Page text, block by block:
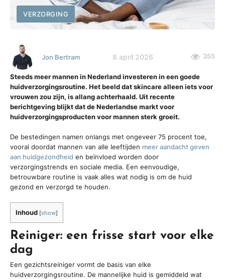
VERZORGING
Jon Bertram 8 april 2026 355
Steeds meer mannen in Nederland investeren in een goede
huidverzorgingsroutine. Het beeld dat skincare alleen iets voor
vrouwen zou zijn, is allang achterhaald. Uit recente
berichtgeving blijkt dat de Nederlandse markt voor
huidverzorgingsproducten voor mannen sterk groeit.
De bestedingen namen onlangs met ongeveer 75 procent toe,
vooral doordat mannen van alle leeftijden meer aandacht geven
aan huidgezondheid en beïnvloed worden door
verzorgingstrends en sociale media. Een eenvoudige,
betrouwbare routine is vaak alles wat nodig is om de huid
gezond en verzorgd te houden.
Inhoud [show]
Reiniger: een frisse start voor elke
dag
Een gezichtsreiniger vormt de basis van elke
huidverzorgingsroutine. De mannelijke huid is gemiddeld wat